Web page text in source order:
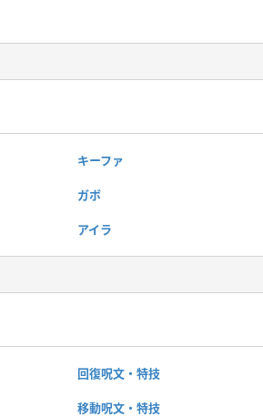
キーファ
ガボ
アイラ
回復呪文・特技
移動呪文・特技